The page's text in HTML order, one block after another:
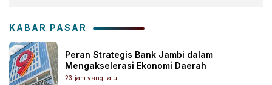
KABAR PASAR
Peran Strategis Bank Jambi dalam
Mengakselerasi Ekonomi Daerah
23 jam yang lalu